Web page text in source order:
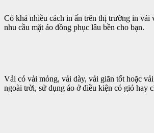
Có khá nhiều cách in ấn trên thị trường in vải
nhu cầu mặt áo đồng phục lâu bền cho bạn.
Vải có vải mỏng, vải dày, vải giãn tốt hoặc
ngoài trời, sử dụng áo ở điều kiện có gió hay